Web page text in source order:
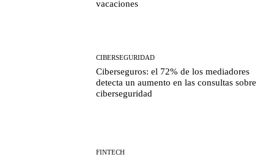
vacaciones
CIBERSEGURIDAD
Ciberseguros: el 72% de los mediadores
detecta un aumento en las consultas sobre
ciberseguridad
FINTECH